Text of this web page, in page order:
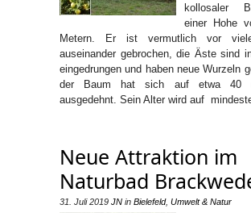
kollosaler
einer Hohe
Metern. Er ist vermutlich vor
auseinander gebrochen, die Äste sind
eingedrungen und haben neue Wurzeln
der Baum hat sich auf etwa 40
ausgedehnt. Sein Alter wird auf
Neue Attraktion im
Naturbad
31. Juli 2019 JN in Bielefeld, Umwelt & Natur